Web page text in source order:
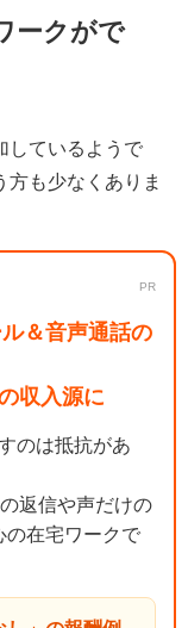
ークがで
しているようで
方も少なくありま
PR
＆音声通話の
収入源に
のは抵抗があ
返信や声だけの
の在宅ワークで